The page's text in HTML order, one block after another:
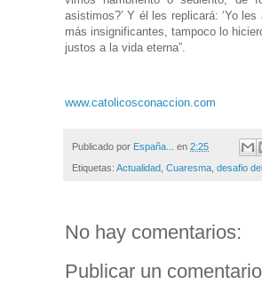
asistimos?’ Y él les replicará: ‘Yo
más insignificantes, tampoco lo
justos a la vida eterna”.
www.catolicosconaccion.com
Publicado por España... en 2:25
Etiquetas: Actualidad Cuaresma desafio
No hay comentarios:
Publicar un comentario